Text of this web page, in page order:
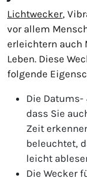
Lichtwecker,
vor allem
erleichtern auch
Leben. Diese
folgende
Die
dass Sie
Zeit
beleuchtet,
leicht
Die Wecker